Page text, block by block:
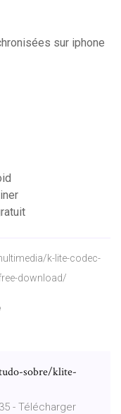
sur iphone
k-lite-codec-
download/
sobre/klite-
- Télécharger